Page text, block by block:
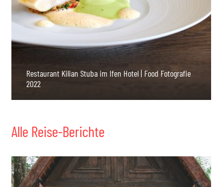
Restaurant Kilian Stuba im Ifen Hotel | Food Fotografie
2022
Alle Reise-Berichte